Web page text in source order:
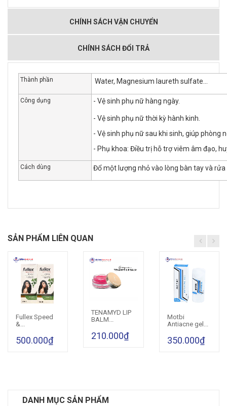
CHÍNH SÁCH VẬN CHUYỂN
CHÍNH SÁCH ĐỔI TRẢ
Thành phần Water, Magnesium laureth sulfate...
Công dụng - Vệ sinh phụ nữ hàng ngày.
- Vệ sinh phụ nữ thời kỳ hành kinh.
- Vệ sinh phụ nữ sau khi sinh, giúp phòng
- Phụ khoa: Điều trị hỗ trợ viêm âm đạo,
Cách dùng Đổ một lượng nhỏ vào lòng bàn tay và
SẢN PHẨM LIÊN QUAN
Cho vào giỏ hàng
Fullex Speed
&...
500.000₫
Cho vào giỏ hàng
TENAMYD LIP
BALM...
210.000₫
Cho vào giỏ hàng
Motbi
Antiacne gel...
350.000₫
DANH MỤC SẢN PHẨM